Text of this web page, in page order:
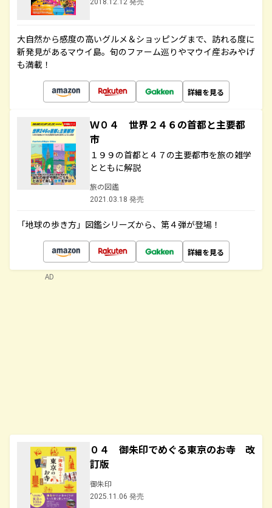
2018.12.12 発売
大自然から感度の高いグルメ＆ショッピングまで、訪れる度に
新発見があるマウイ島。旬のファーム巡りやマウイ産おみやげ
も満載！
詳細を見る
Ｗ０４ 世界２４６の首都と主要都
市
１９９の首都と４７の主要都市を旅の雑学
とともに解説
旅の図鑑
2021.03.18 発売
「地球の歩き方」図鑑シリーズから、第４弾が登場！
詳細を見る
０４ 御朱印でめぐる東京のお寺 改
訂版
御朱印
2025.11.06 発売
AD